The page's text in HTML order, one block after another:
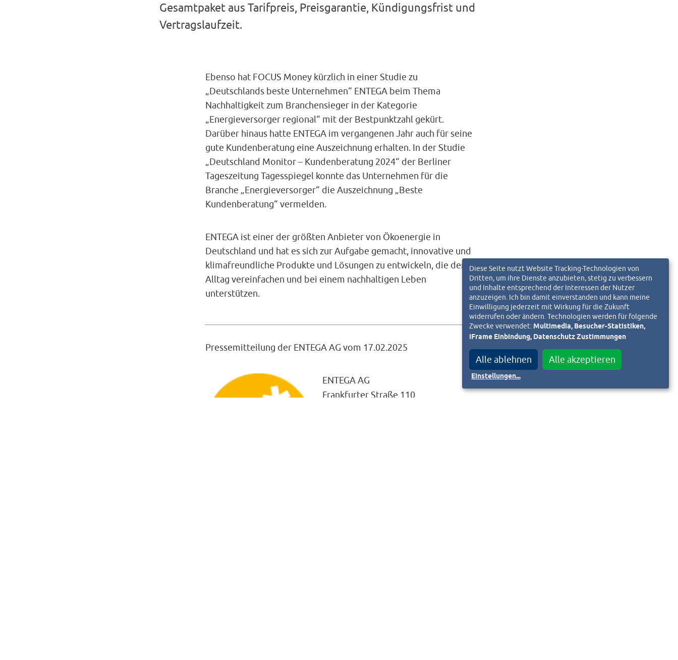
Gesamtpaket aus Tarifpreis, Preisgarantie, Kündigungsfrist und
Vertragslaufzeit.
Ebenso hat FOCUS Money kürzlich in einer Studie zu
„Deutschlands beste Unternehmen“ ENTEGA beim Thema
Nachhaltigkeit zum Branchensieger in der Kategorie
„Energieversorger regional“ mit der Bestpunktzahl gekürt.
Darüber hinaus hatte ENTEGA im vergangenen Jahr auch für seine
gute Kundenberatung eine Auszeichnung erhalten. In der Studie
„Deutschland Monitor – Kundenberatung 2024“ der Berliner
Tageszeitung Tagesspiegel konnte das Unternehmen für die
Branche „Energieversorger“ die Auszeichnung „Beste
Kundenberatung“ vermelden.
ENTEGA ist einer der größten Anbieter von Ökoenergie in
Deutschland und hat es sich zur Aufgabe gemacht, innovative und
klimafreundliche Produkte und Lösungen zu entwickeln, die den
Alltag vereinfachen und bei einem nachhaltigen Leben
unterstützen.
Pressemitteilung der ENTEGA AG vom 17.02.2025
ENTEGA AG
Frankfurter Straße 110
Diese Seite nutzt Website Tracking-Technologien von
Dritten, um ihre Dienste anzubieten, stetig zu verbessern
und Inhalte entsprechend der Interessen der Nutzer
anzuzeigen. Ich bin damit einverstanden und kann meine
Einwilligung jederzeit mit Wirkung für die Zukunft
widerrufen oder ändern. Technologien werden für folgende
Zwecke verwendet:Multimedia, Besucher-Statistiken,
iFrame Einbindung, Datenschutz Zustimmungen
Alle ablehnen Alle akzeptieren
Einstellungen...